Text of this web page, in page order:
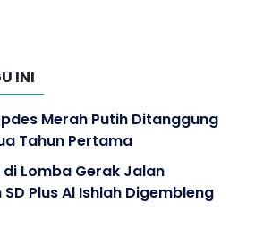
INI
Merah Putih Ditanggung
Tahun Pertama
Lomba Gerak Jalan
Plus Al Ishlah Digembleng